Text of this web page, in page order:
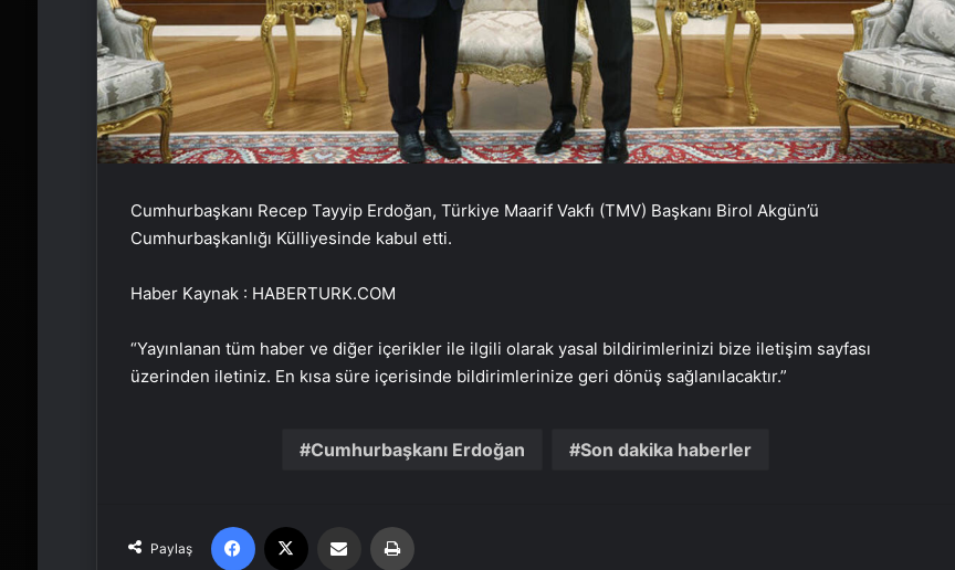
Cumhurbaşkanı Recep Tayyip Erdoğan, Türkiye Maarif Vakfı (TMV) Başkanı Birol Akgün’ü
Cumhurbaşkanlığı Külliyesinde kabul etti.
Haber Kaynak : HABERTURK.COM
“Yayınlanan tüm haber ve diğer içerikler ile ilgili olarak yasal bildirimlerinizi bize iletişim sayfası
üzerinden iletiniz. En kısa süre içerisinde bildirimlerinize geri dönüş sağlanılacaktır.”
Cumhurbaşkanı Erdoğan Son dakika haberler
Paylaş
Facebook Email'den paylaş
Tesisat borusu Seçimi ve
Fiyatlandırması